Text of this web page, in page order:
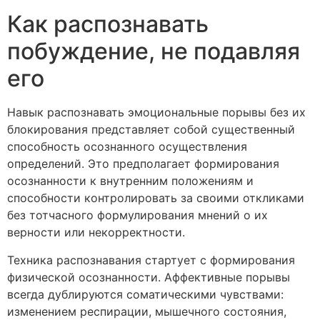
Как распознавать
побуждение, не подавляя
его
Навык распознавать эмоциональные порывы без их
блокирования представляет собой существенный
способность осознанного осуществления
определений. Это предполагает формирования
осознанности к внутренним положениям и
способности контролировать за своими откликами
без тотчасного формулирования мнений о их
верности или некорректности.
Техника распознавания стартует с формирования
физической осознанности. Аффективные порывы
всегда дублируются соматическими чувствами:
изменением респирации, мышечного состояния,